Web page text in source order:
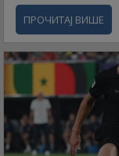
ПРОЧИТАЈ ВИШЕ